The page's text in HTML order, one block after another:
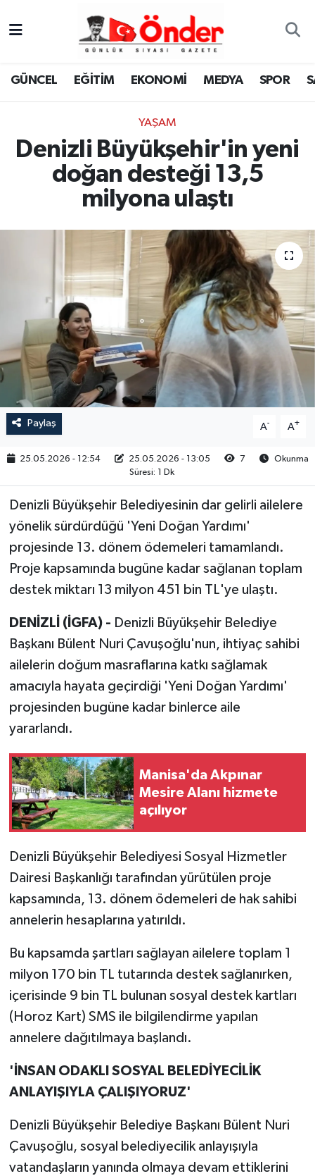
GÜNCEL EĞİTİM EKONOMİ MEDYA SPOR
YAŞAM
Denizli Büyükşehir'in yeni
doğan desteği 13,5
milyona ulaştı
Paylaş A- A+
25.05.2026 - 12:54 25.05.2026 - 13:05 7
Okunma
Süresi: 1 Dk
Denizli Büyükşehir Belediyesinin dar gelirli ailelere
yönelik sürdürdüğü 'Yeni Doğan Yardımı'
projesinde 13. dönem ödemeleri tamamlandı.
Proje kapsamında bugüne kadar sağlanan toplam
destek miktarı 13 milyon 451 bin TL'ye ulaştı.
DENİZLİ (İGFA) - Denizli Büyükşehir Belediye
Başkanı Bülent Nuri Çavuşoğlu'nun, ihtiyaç sahibi
ailelerin doğum masraflarına katkı sağlamak
amacıyla hayata geçirdiği 'Yeni Doğan Yardımı'
projesinden bugüne kadar binlerce aile
yararlandı.
Manisa'da Akpınar
Mesire Alanı hizmete
açılıyor
Denizli Büyükşehir Belediyesi Sosyal Hizmetler
Dairesi Başkanlığı tarafından yürütülen proje
kapsamında, 13. dönem ödemeleri de hak sahibi
annelerin hesaplarına yatırıldı.
Bu kapsamda şartları sağlayan ailelere toplam 1
milyon 170 bin TL tutarında destek sağlanırken,
içerisinde 9 bin TL bulunan sosyal destek kartları
(Horoz Kart) SMS ile bilgilendirme yapılan
annelere dağıtılmaya başlandı.
'İNSAN ODAKLI SOSYAL BELEDİYECİLİK
ANLAYIŞIYLA ÇALIŞIYORUZ'
Denizli Büyükşehir Belediye Başkanı Bülent Nuri
Çavuşoğlu, sosyal belediyecilik anlayışıyla
vatandaşların yanında olmaya devam ettiklerini
GÜNCEL
MEDYA
SAĞLIK
KÜLTÜR-SANAT
YAŞAM
RESMİ İLAN
Zonguldak Nöbetçi Eczaneler
Zonguldak Namaz Vakitleri
Zonguldak Trafik Yoğunluk Haritası
TFF 3.Lig 4.Grup Puan Durumu ve Fikstür
Tüm Manşetler
Son Dakika Haberleri
Haber Arşivi